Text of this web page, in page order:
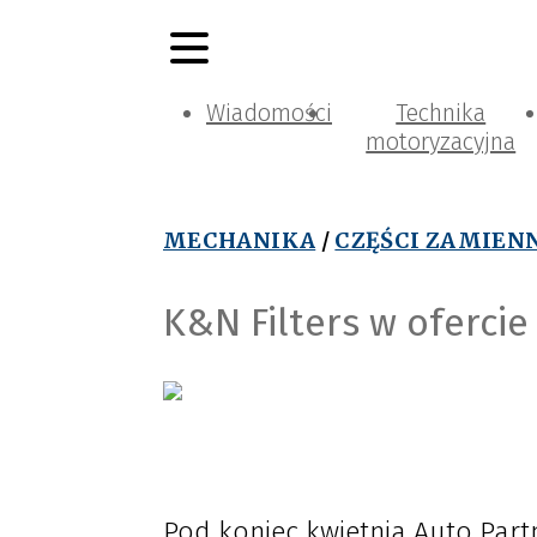
Wiadomości
Technika
motoryzacyjna
MECHANIKA / CZĘŚCI
K&N Filters w